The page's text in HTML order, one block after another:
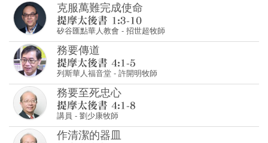
克服萬難完成使命
矽谷匯點華人教會 - 招世超牧師
務要傳道
列斯華人福音堂 - 許開明牧師
務要至死忠心
講員 - 劉少康牧師
作清潔的器皿